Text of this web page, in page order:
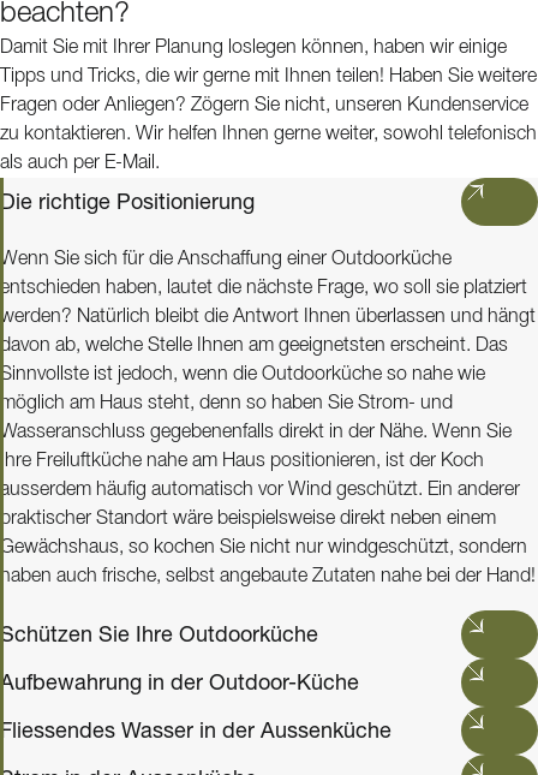
beachten?
Damit Sie mit Ihrer Planung loslegen können, haben wir einige
Tipps und Tricks, die wir gerne mit Ihnen teilen! Haben Sie weitere
Fragen oder Anliegen? Zögern Sie nicht, unseren Kundenservice
zu kontaktieren. Wir helfen Ihnen gerne weiter, sowohl telefonisch
als auch per E-Mail.
Die richtige Positionierung
Wenn Sie sich für die Anschaffung einer Outdoorküche
entschieden haben, lautet die nächste Frage, wo soll sie platziert
werden? Natürlich bleibt die Antwort Ihnen überlassen und hängt
davon ab, welche Stelle Ihnen am geeignetsten erscheint. Das
Sinnvollste ist jedoch, wenn die Outdoorküche so nahe wie
möglich am Haus steht, denn so haben Sie Strom- und
Wasseranschluss gegebenenfalls direkt in der Nähe. Wenn Sie
Ihre Freiluftküche nahe am Haus positionieren, ist der Koch
ausserdem häufig automatisch vor Wind geschützt. Ein anderer
praktischer Standort wäre beispielsweise direkt neben einem
Gewächshaus, so kochen Sie nicht nur windgeschützt, sondern
haben auch frische, selbst angebaute Zutaten nahe bei der Hand!
Schützen Sie Ihre Outdoorküche
Aufbewahrung in der Outdoor-Küche
Fliessendes Wasser in der Aussenküche